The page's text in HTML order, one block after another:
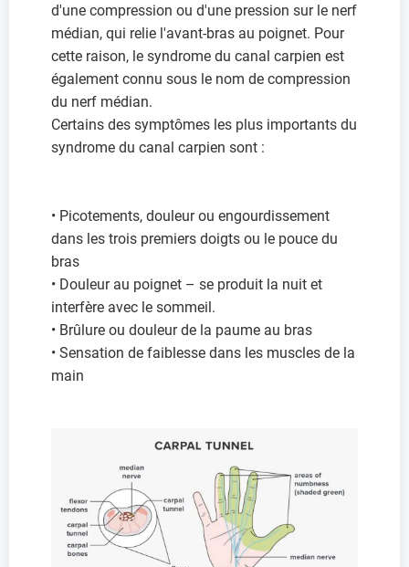
d'une compression ou d'une pression sur le nerf
médian, qui relie l'avant-bras au poignet. Pour
cette raison, le syndrome du canal carpien est
également connu sous le nom de compression
du nerf médian.
Certains des symptômes les plus importants du
syndrome du canal carpien sont :
• Picotements, douleur ou engourdissement
dans les trois premiers doigts ou le pouce du
bras
• Douleur au poignet – se produit la nuit et
interfère avec le sommeil.
• Brûlure ou douleur de la paume au bras
• Sensation de faiblesse dans les muscles de la
main